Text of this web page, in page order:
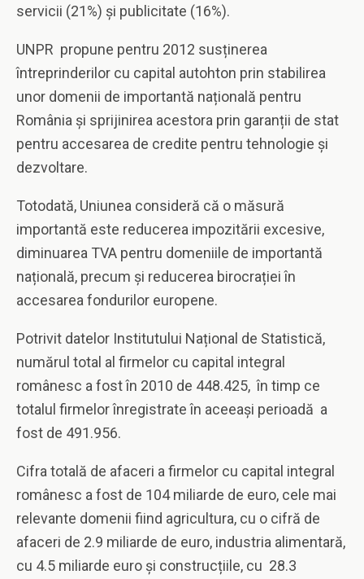
servicii (21%) și publicitate (16%).
UNPR propune pentru 2012 susținerea
întreprinderilor cu capital autohton prin stabilirea
unor domenii de importantă națională pentru
România și sprijinirea acestora prin garanții de stat
pentru accesarea de credite pentru tehnologie și
dezvoltare.
Totodată, Uniunea consideră că o măsură
importantă este reducerea impozitării excesive,
diminuarea TVA pentru domeniile de importantă
națională, precum și reducerea birocrației în
accesarea fondurilor europene.
Potrivit datelor Institutului Național de Statistică,
numărul total al firmelor cu capital integral
românesc a fost în 2010 de 448.425, în timp ce
totalul firmelor înregistrate în aceeași perioadă a
fost de 491.956.
Cifra totală de afaceri a firmelor cu capital integral
românesc a fost de 104 miliarde de euro, cele mai
relevante domenii fiind agricultura, cu o cifră de
afaceri de 2.9 miliarde de euro, industria alimentară,
cu 4.5 miliarde euro și construcțiile, cu 28.3